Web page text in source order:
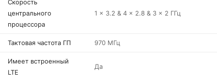
Скорость
центрального
процессора
1 x 3.2 & 4 x 2.8 & 3 x 2 ГГц
Тактовая частота ГП 970 МГц
Имеет встроенный
LTE
Да